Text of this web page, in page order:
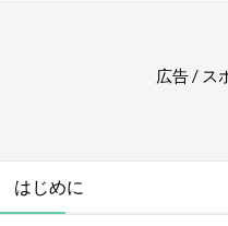
広告 / ス
はじめに